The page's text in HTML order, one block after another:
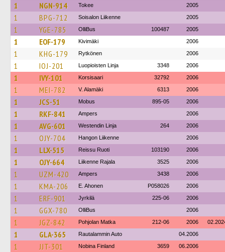
1 NGN-914 Tokee 2005
1 BPG-712 Soisalon Liikenne 2005
1 YGE-785 OlliBus 100487 2005
1 EOF-179 Kivimäki 2006
1 KHG-179 Rytkönen 2006
1 IOJ-201 Luopioisten Linja 3348 2006
1 IVY-101 Korsisaari 32792 2006
1 MEI-782 V. Alamäki 6313 2006
1 JCS-51 Mobus 895-05 2006
1 RKF-841 Ampers 2006
1 AVG-601 Westendin Linja 264 2006
1 OJY-704 Hangon Liikenne 2006
1 LLX-515 Reissu Ruoti 103190 2006
1 OJY-664 Liikenne Rajala 3525 2006
1 UZM-420 Ampers 3438 2006
1 KMA-206 E. Ahonen P058026 2006
1 ERF-901 Jyrkilä 225-06 2006
1 GGX-780 OlliBus 2006
1 JGZ-842 Pohjolan Matka 212-06 2006
1 GLA-365 Rautalammin Auto 04.2006
1 JJT-301 Nobina Finland 3659 06.2006